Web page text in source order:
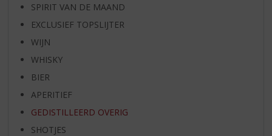
SPIRIT VAN DE MAAND
EXCLUSIEF TOPSLIJTER
WIJN
WHISKY
BIER
APERITIEF
GEDISTILLEERD OVERIG
SHOTJES